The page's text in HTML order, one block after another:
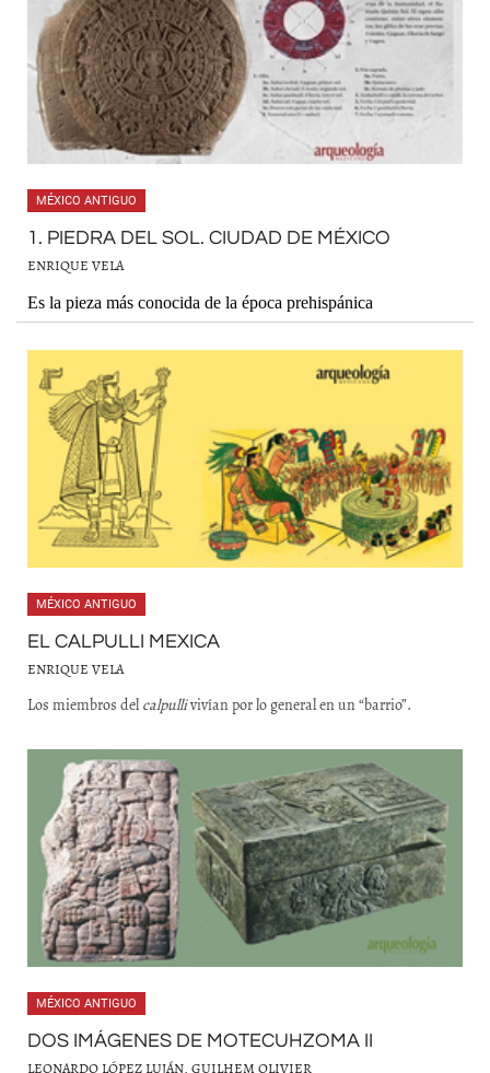
MÉXICO ANTIGUO
1. PIEDRA DEL SOL. CIUDAD DE MÉXICO
ENRIQUE VELA
Es la pieza más conocida de la época prehispánica
MÉXICO ANTIGUO
EL CALPULLI MEXICA
ENRIQUE VELA
Los miembros del calpullivivían por lo general en un “barrio”.
MÉXICO ANTIGUO
DOS IMÁGENES DE MOTECUHZOMA II
LEONARDO LÓPEZ LUJÁN, GUILHEM OLIVIER